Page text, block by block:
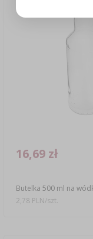
Butelka 500 ml na
16,69 zł
2,78 PLN/szt.